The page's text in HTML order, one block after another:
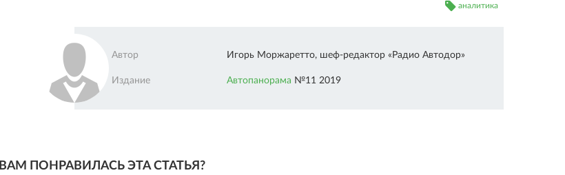
аналитика
Автор Игорь Моржаретто, шеф-редактор «Радио Автодор»
Издание Автопанорама №11 2019
ВАМ ПОНРАВИЛАСЬ ЭТА СТАТЬЯ?